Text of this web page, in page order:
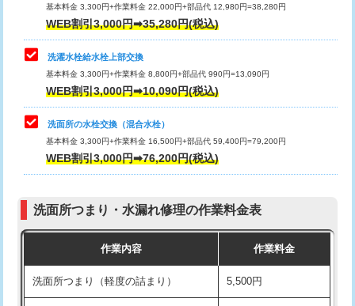
排水管工事（排水管工事/3ｍまで） 55,000円
排水管工事（追加 排水管工事/3ｍ超
え）
マス交換（土の掘削・埋め戻し作業）
マス交換（深さ50㎝未満）
マス交換（深さ50㎝以上）
モルタル補修（厚さ10㎝まで） 27,500円
モルタル補修（厚さ10㎝超え） 38,500円
その他部品の脱着
交換・取付（タンク）
交換・取付(単水栓（壁付・デッキ
式）)
交換・取付(混合水栓（壁付・デッキ
式・ワンホール）)
16,500円+材料費
（P/S/ポップアップ））
交換・取付（その他部品） 11,000円+材料費
持込商品取付（単水栓） 13,200円
持込商品取付（混合水栓） 16,500円
基本料金 3,300円+作業料金 22,000円+部品代 12,980円=38,280円
WEB割引3,000円➡35,280円(税込)
洗濯水栓給水栓上部交換
基本料金 3,300円+作業料金 8,800円+部品代 990円=13,090円
WEB割引3,000円➡10,090円(税込)
洗面所の水栓交換（混合水栓）
基本料金 3,300円+作業料金 16,500円+部品代 59,400円=79,200円
WEB割引3,000円➡76,200円(税込)
洗面所つまり・水漏れ修理の作業料金表
作業内容 作業料金
洗面所つまり（軽度の詰まり） 5,500円